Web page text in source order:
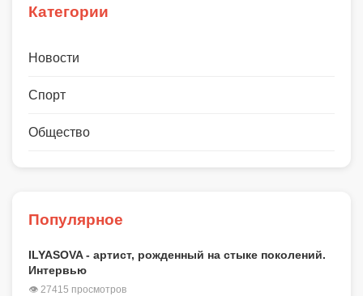
Категории
Новости
Спорт
Общество
Популярное
ILYASOVA - артист, рожденный на стыке поколений.
Интервью
👁 27415 просмотров